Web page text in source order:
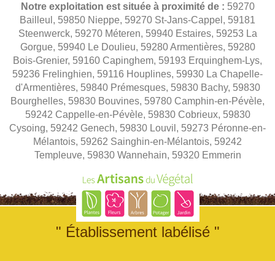
Notre exploitation est située à proximité de : 59270
Bailleul, 59850 Nieppe, 59270 St-Jans-Cappel, 59181
Steenwerck, 59270 Méteren, 59940 Estaires, 59253 La
Gorgue, 59940 Le Doulieu, 59280 Armentières, 59280
Bois-Grenier, 59160 Capinghem, 59193 Erquinghem-Lys,
59236 Frelinghien, 59116 Houplines, 59930 La Chapelle-
d'Armentières, 59840 Prémesques, 59830 Bachy, 59830
Bourghelles, 59830 Bouvines, 59780 Camphin-en-Pévèle,
59242 Cappelle-en-Pévèle, 59830 Cobrieux, 59830
Cysoing, 59242 Genech, 59830 Louvil, 59273 Péronne-en-
Mélantois, 59262 Sainghin-en-Mélantois, 59242
Templeuve, 59830 Wannehain, 59320 Emmerin
" Établissement labélisé "